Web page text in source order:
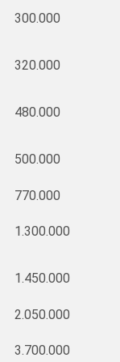
300.000
320.000
480.000
500.000
770.000
1.300.000
1.450.000
2.050.000
3.700.000